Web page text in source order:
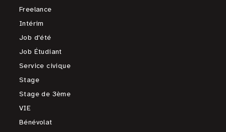
Freelance
Intérim
Job d'été
Job Étudiant
Service civique
Stage
Stage de 3ème
VIE
Bénévolat